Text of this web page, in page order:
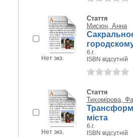
Нет экз.
Стаття
Мисюн, Анна
б.г.
ISBN відсутній
Нет экз.
Стаття
Тихомірова,
міста
б.г.
ISBN відсутній